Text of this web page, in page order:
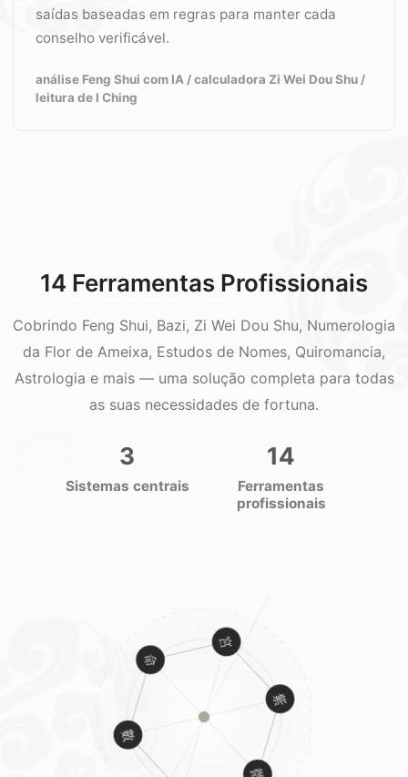
saídas baseadas em regras para manter cada
conselho verificável.
análise Feng Shui com IA / calculadora Zi Wei Dou Shu /
leitura de I Ching
14 Ferramentas Profissionais
Cobrindo Feng Shui, Bazi, Zi Wei Dou Shu, Numerologia
da Flor de Ameixa, Estudos de Nomes, Quiromancia,
Astrologia e mais — uma solução completa para todas
as suas necessidades de fortuna.
3
Sistemas centrais
14
Ferramentas
profissionais